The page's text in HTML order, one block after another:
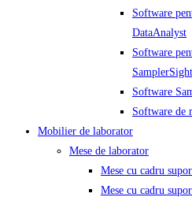
Software
DataAnalyst
Software
Software
Software de
Mobilier de laborator
Mese de laborator
Mese cu cadru
Mese cu cadru